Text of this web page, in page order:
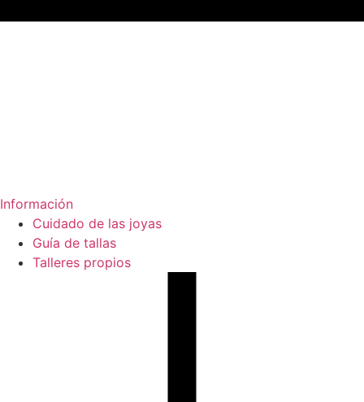
Información
Cuidado de las joyas
Guía de tallas
Talleres propios